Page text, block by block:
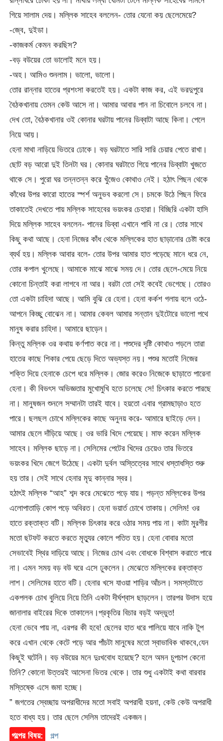
গিয়ে সালাম দেয়। মল্লিক সাহেব বললেন- তোর যেনো কয় ছেলেমেয়ে?
-জ্বে, দুইডা।
-কাজকর্ম কেমন করছিস?
-বড় বউয়ের তো ভালোই মনে হয়।
-অহ। আমিও শুনলাম। ভালো, ভালো।
তোর রান্নার হাতের প্রশংসা করতেই হয়। একটা কাজ কর, এই ভরদুপুরে
বৈঠকখানায় তেমন কেউ আসে না। আমার আবার পান না চিবোলে চলবে না।
দেখ তো, বৈঠকখানার ওই কোনার ঘরটায় পানের ডিব্বাটা আছে কিনা। পেলে
নিয়ে আয়।
হেনা মাথা নাড়িয়ে ভিতরে ঢোকে। বড় ঘরটাতে সারি সারি চেয়ার পেতে রাখা।
ছোট বড় আরো দুই তিনটা ঘর। কোনার ঘরটাতে গিয়ে পানের ডিব্বাটা খুজতে
থাকে সে। পুরো ঘর তন্নতন্ন করে খুঁজেও কোথাও নেই। হঠাৎ পিছন থেকে
কাঁধের উপর কারো হাতের স্পর্শ অনুভব করলো সে। চমকে উঠে পিছন ফিরে
তাকাতেই দেখতে পায় মল্লিক সাহেবের ভয়ংকর চেহারা। বিচ্ছিরি একটা হাসি
দিয়ে মল্লিক সাহেব বললেন- পানের ডিব্বা এখানে পাবি না রে। তোর সাথে
কিছু কথা আছে। হেনা নিজের কাঁধ থেকে মল্লিকের হাত ছাড়ানোর চেষ্টা করে
ব্যর্থ হয়। মল্লিক আবার বলে- তোর উপর আমার হাত পড়েছে মানে ধরে নে,
তোর কপাল খুলেছে। আমাকে মাঝে মাঝে সময় দে। তোর ছেলে-মেয়ে নিয়ে
কোনো চিন্তাই করা লাগবে না আর। বরটা তো সেই কবেই ভেগেছে। তোরও
তো একটা চাহিদা আছে। আমি বুঝি রে হেনা। হেনা কর্কশ গলায় বলে ওঠে-
আপনে কিচ্ছু বোঝেন না। আমার কেবল আমার সন্তান দুইটোরে ভালো পথে
মানুষ করার চাহিদা। আমারে ছাড়েন।
কিন্তু মল্লিক ওর কথায় কর্ণপাত করে না। পশুদের দৃষ্টি কোথাও পড়লে তারা
হাতের কাছে শিকার পেয়ে ছেড়ে দিতে অভ্যস্ত নয়। পশুর মতোই নিজের
শক্তি দিয়ে হেনাকে চেপে ধরে মল্লিক। জোর করেও নিজেকে ছাড়াতে পারেনা
হেনা। কী বিভৎস অভিজ্ঞতার মুখোমুখি হতে চলেছে সে! চিৎকার করতে পারছে
না। মানুষজন শুনলে সম্মানটা তারই যাবে। হয়তো এবার গ্রামছাড়াও হতে
পারে। ছলছল চোখে মল্লিকের কাছে অনুনয় করে- আমারে ছাইড়ে দেন।
আমার ছেলে দাঁড়িয়ে আছে। ওর ভারি খিদে পেয়েছে। মাফ করেন মল্লিক
সাহেব। মল্লিক ছাড়ে না। সেলিমের পেটের খিদের চেয়েও তার ভিতরে
ভয়ংকর খিদে জেগে উঠেছে। একটা দুর্বল অস্তিত্বের সাথে ধস্তাধস্তি শুরু
হয় তার। সেই সাথে হেনার মৃদু কান্নার স্বর।
হঠাৎই মল্লিক “আহ” শব্দ করে মেঝেতে পড়ে যায়। পড়ন্ত মল্লিকের উপর
এলোপাতাড়ি কোপ পড়ে অবিরত। হেনা ভয়ার্ত চোখে তাকায়। সেলিম! ওর
হাতে রক্তাক্ত বটি। মল্লিক চিৎকার করে ওঠার সময় পায় না। কাটা মুরগীর
মতো ছটফট করতে করতে মৃত্যুর কোলে পতিত হয়। হেনা বোবার মতো
সেভাবেই স্থির দাড়িয়ে আছে। নিজের চোখ এবং বোধকে বিশ্বাস করাতে পারে
না। এমন সময় বড় বউ ঘরে এসে ঢুকলেন। মেঝেতে মল্লিকের রক্তাক্ত
লাশ। সেলিমের হাতে বটি। হেনার খসে যাওয়া শাড়ির আঁচল। সমস্তটাতে
একপলক চোখ বুলিয়ে নিয়ে তিনি একটা দীর্ঘশ্বাস ছাড়লেন। তারপর উদাস হয়ে
জানালার বাইরের দিকে তাকালেন।প্রকৃতির বিচার বড়ই অদ্ভুত!
হেনা ভেবে পায় না, এরপর কী হবে! ছেলের হাত ধরে পালিয়ে যাবে নাকি টুপ
করে এখান থেকে কেটে পড়ে আর পাঁচটা মানুষের মতো স্বাভাবিক থাকবে,যেন
কিছুই ঘটেনি। বড় বউয়ের মনে দুঃখবোধ হয়েছে? হলে অমন চুপচাপ কেনো
তিনি? কোনো উত্তরই আসেনা ভিতর থেকে। তার শুধু একটাই কথা বারবার
মস্তিষ্কে এসে জমা হচ্ছে।
” জগতের স্বেচ্ছায় অপরাধীদের মতো সবাই অপরাধী হয়না, কেউ কেউ অপরাধী
হতে বাধ্য হয়। তার ছেলে সেলিম তাদেরই একজন।
গল্পের বিষয়:
গল্প